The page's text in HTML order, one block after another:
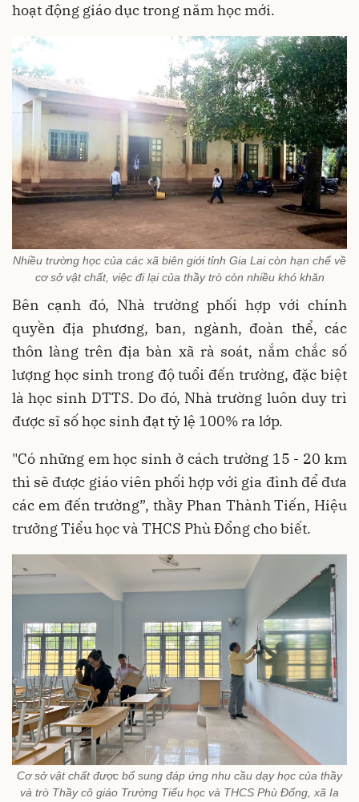
hoạt động giáo dục trong năm học mới.
Nhiều trường học của các xã biên giới tỉnh Gia Lai còn hạn chế về
cơ sở vật chất, việc đi lại của thầy trò còn nhiều khó khăn
Bên cạnh đó, Nhà trường phối hợp với chính
quyền địa phương, ban, ngành, đoàn thể, các
thôn làng trên địa bàn xã rà soát, nắm chắc số
lượng học sinh trong độ tuổi đến trường, đặc biệt
là học sinh DTTS. Do đó, Nhà trường luôn duy trì
được sĩ số học sinh đạt tỷ lệ 100% ra lớp.
"Có những em học sinh ở cách trường 15 - 20 km
thì sẽ được giáo viên phối hợp với gia đình để đưa
các em đến trường”, thầy Phan Thành Tiến, Hiệu
trưởng Tiểu học và THCS Phù Đổng cho biết.
Cơ sở vật chất được bổ sung đáp ứng nhu cầu dạy học của thầy
và trò Thầy cô giáo Trường Tiểu học và THCS Phù Đổng, xã Ia